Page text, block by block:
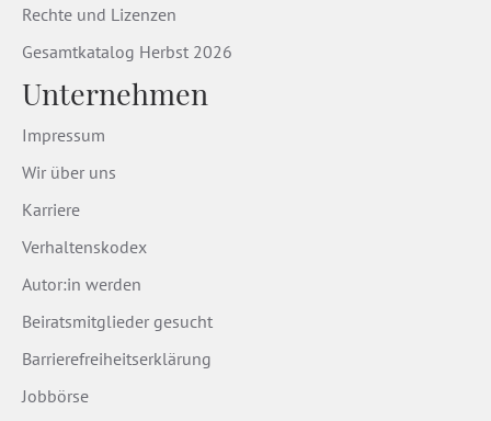
Rechte und Lizenzen
Gesamtkatalog Herbst 2026
Unternehmen
Impressum
Wir über uns
Karriere
Verhaltenskodex
Autor:in werden
Beiratsmitglieder gesucht
Barrierefreiheitserklärung
Jobbörse